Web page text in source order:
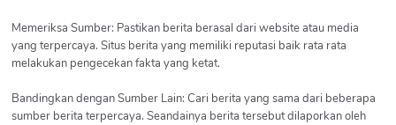
Memeriksa Sumber: Pastikan berita berasal dari website atau media
yang terpercaya. Situs berita yang memiliki reputasi baik rata rata
melakukan pengecekan fakta yang ketat.
Bandingkan dengan Sumber Lain: Cari berita yang sama dari beberapa
sumber berita terpercaya. Seandainya berita tersebut dilaporkan oleh